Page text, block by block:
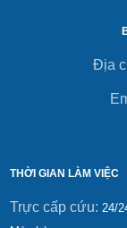
Địa
THỜI GIAN LÀM VIỆC
Trực cấp cứu: 24/